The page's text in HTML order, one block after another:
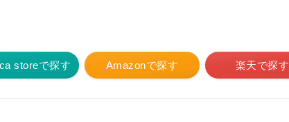
Amazonで探す 楽天で探す
storeで探す